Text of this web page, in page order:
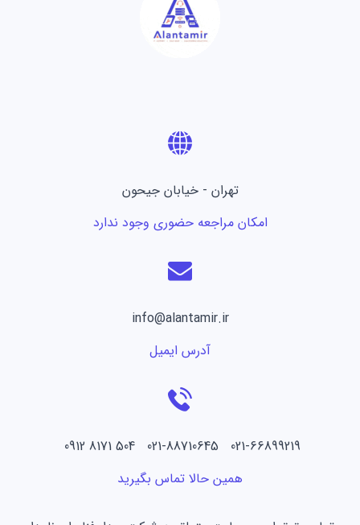
تهران - خیابان جیحون
امکان مراجعه حضوری وجود ندارد
info@alantamir.ir
آدرس ایمیل
021-66899219 021-88710645 504 8171 0912
همین حالا تماس بگیرید